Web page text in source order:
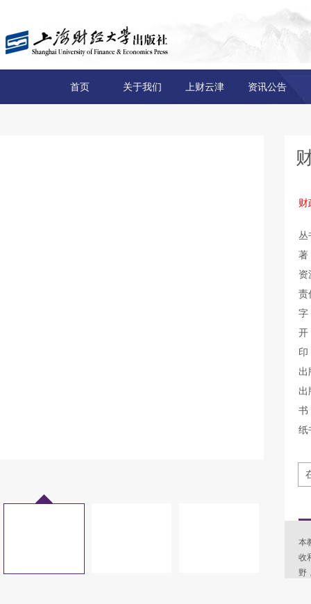
首页 关于我们 上财云津 资讯公告
财
丛
著
资
责
出
出
纸
本
收
野